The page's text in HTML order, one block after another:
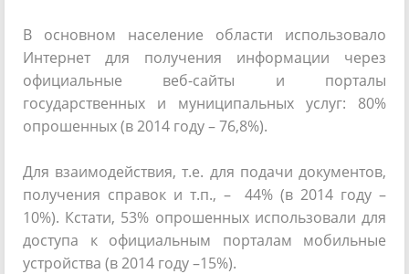
В основном население области использовало
Интернет для получения информации через
официальные веб-сайты и порталы
государственных и муниципальных услуг: 80%
опрошенных (в 2014 году – 76,8%).
Для взаимодействия, т.е. для подачи документов,
получения справок и т.п., – 44% (в 2014 году –
10%). Кстати, 53% опрошенных использовали для
доступа к официальным порталам мобильные
устройства (в 2014 году –15%).